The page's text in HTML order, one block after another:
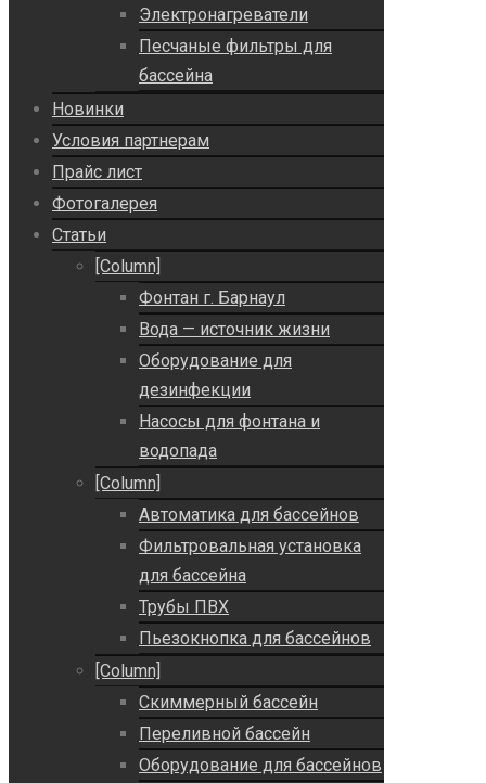
Электронагреватели
Песчаные фильтры для
бассейна
Новинки
Условия партнерам
Прайс лист
Фотогалерея
Статьи
[Column]
Фонтан г. Барнаул
Вода — источник жизни
Оборудование для
дезинфекции
Насосы для фонтана и
водопада
[Column]
Автоматика для бассейнов
Фильтровальная установка
для бассейна
Трубы ПВХ
Пьезокнопка для бассейнов
[Column]
Скиммерный бассейн
Переливной бассейн
Оборудование для бассейнов